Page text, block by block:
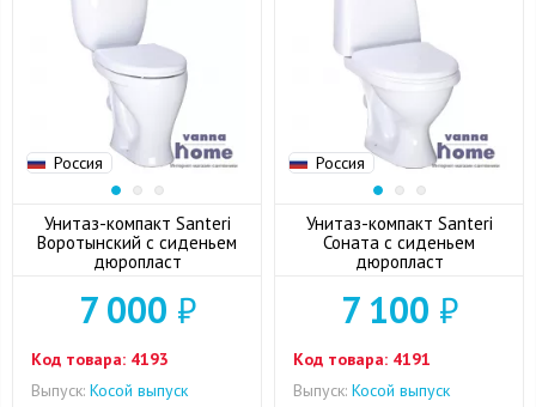
Россия
Унитаз-компакт Santeri
Воротынский с сиденьем
дюропласт
7 000 ₽
Код товара: 4193
Выпуск: Косой выпуск
Россия
Унитаз-компакт Santeri
Соната с сиденьем
дюропласт
7 100 ₽
Код товара: 4191
Выпуск: Косой выпуск